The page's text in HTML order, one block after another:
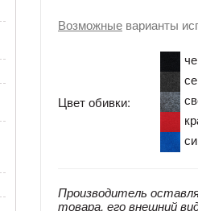
Возможные варианты
Цвет обивки:
Производитель
товара, его внешний